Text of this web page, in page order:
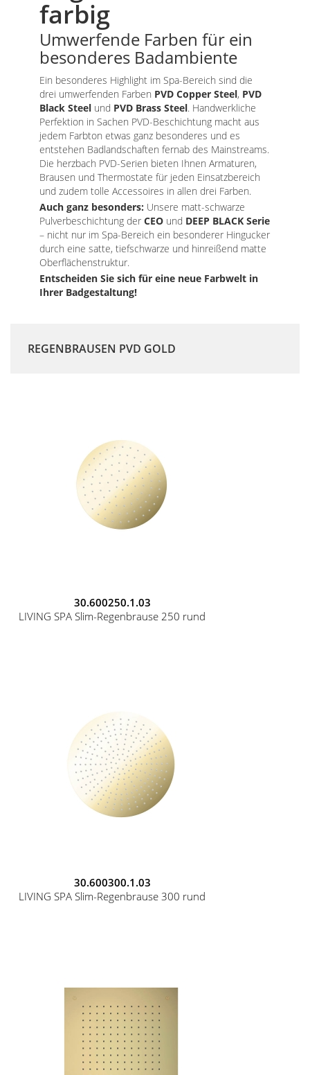
farbig
Umwerfende Farben für ein
besonderes Badambiente
Ein besonderes Highlight im Spa-Bereich sind die
drei umwerfenden Farben PVD Copper Steel, PVD
Black Steelund PVD Brass Steel. Handwerkliche
Perfektion in Sachen PVD-Beschichtung macht aus
jedem Farbton etwas ganz besonderes und es
entstehen Badlandschaften fernab des Mainstreams.
Die herzbach PVD-Serien bieten Ihnen Armaturen,
Brausen und Thermostate für jeden Einsatzbereich
und zudem tolle Accessoires in allen drei Farben.
Auch ganz besonders: Unsere matt-schwarze
Pulverbeschichtung der CEOund DEEP BLACK Serie
– nicht nur im Spa-Bereich ein besonderer Hingucker
durch eine satte, tiefschwarze und hinreißend matte
Oberflächenstruktur.
Entscheiden Sie sich für eine neue Farbwelt in
Ihrer Badgestaltung!
REGENBRAUSEN PVD GOLD
30.600250.1.03
LIVING SPA Slim-Regenbrause 250 rund
30.600300.1.03
LIVING SPA Slim-Regenbrause 300 rund